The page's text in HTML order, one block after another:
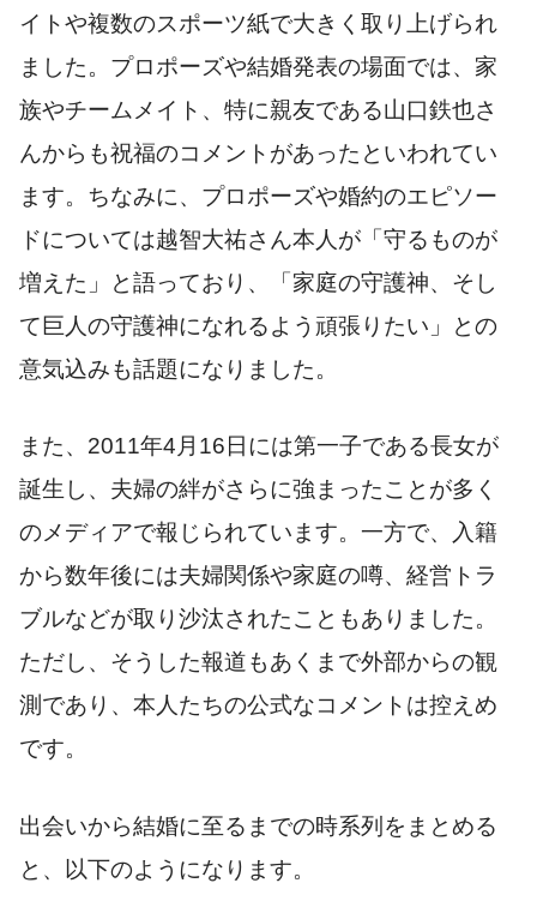
イトや複数のスポーツ紙で大きく取り上げられ
ました。プロポーズや結婚発表の場面では、家
族やチームメイト、特に親友である山口鉄也さ
んからも祝福のコメントがあったといわれてい
ます。ちなみに、プロポーズや婚約のエピソー
ドについては越智大祐さん本人が「守るものが
増えた」と語っており、「家庭の守護神、そし
て巨人の守護神になれるよう頑張りたい」との
意気込みも話題になりました。
また、2011年4月16日には第一子である長女が
誕生し、夫婦の絆がさらに強まったことが多く
のメディアで報じられています。一方で、入籍
から数年後には夫婦関係や家庭の噂、経営トラ
ブルなどが取り沙汰されたこともありました。
ただし、そうした報道もあくまで外部からの観
測であり、本人たちの公式なコメントは控えめ
です。
出会いから結婚に至るまでの時系列をまとめる
と、以下のようになります。